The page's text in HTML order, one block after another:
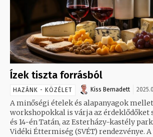
Ízek tiszta forrásból
HAZÁNK - KÖZÉLET Kiss Bernadett
A minőségi ételek és alapanyagok
workshopokkal is várja az érdeklődőket
és 14-én Tatán, az Esterházy-kastély